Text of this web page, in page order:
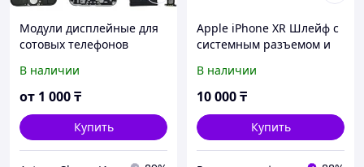
Модули дисплейные для
сотовых телефонов
В наличии
от 1 000₸
Купить
Apple iPhone XR Шлейф с
системным разъемом и
снятый
В наличии
10 000₸
Купить